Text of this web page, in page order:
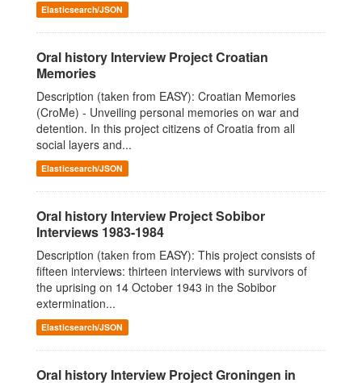
Elasticsearch/JSON
Oral history Interview Project Croatian
Memories
Description (taken from EASY): Croatian Memories
(CroMe) - Unveiling personal memories on war and
detention. In this project citizens of Croatia from all
social layers and...
Elasticsearch/JSON
Oral history Interview Project Sobibor
Interviews 1983-1984
Description (taken from EASY): This project consists of
fifteen interviews: thirteen interviews with survivors of
the uprising on 14 October 1943 in the Sobibor
extermination...
Elasticsearch/JSON
Oral history Interview Project Groningen in